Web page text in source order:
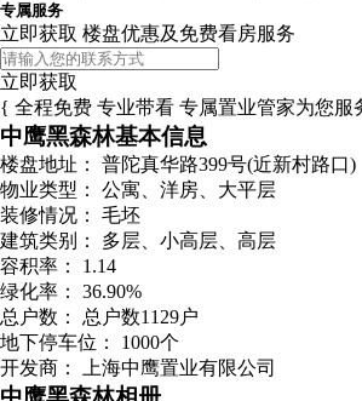
专属服务
立即获取 楼盘优惠及免费看房服务
立即获取
{ 全程免费 专业带看 专属置业管家为您服
中鹰黑森林基本信息
楼盘地址：
普陀真华路399号(近新村路口)
物业类型：
公寓、洋房、大平层
装修情况：
毛坯
建筑类别：
多层、小高层、高层
容积率：
1.14
绿化率：
36.90%
总户数：
总户数1129户
地下停车位：
1000个
开发商：
上海中鹰置业有限公司